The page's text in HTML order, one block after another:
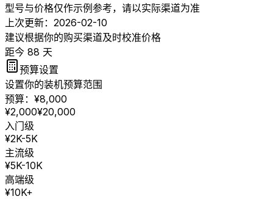
型号与价格仅作示例参考，请以实际渠道为准
上次更新： 2026-02-10
建议根据你的购买渠道及时校准价格
距今 88 天
预算设置
设置你的装机预算范围
预算：¥8,000
¥2,000¥20,000
入门级
¥2K-5K
主流级
¥5K-10K
高端级
¥10K+